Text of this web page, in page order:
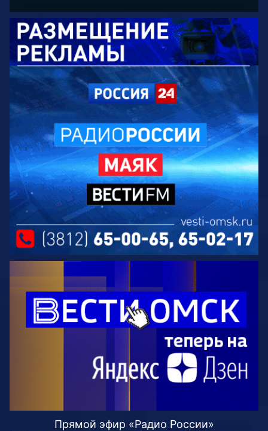
Прямой эфир «Радио России»